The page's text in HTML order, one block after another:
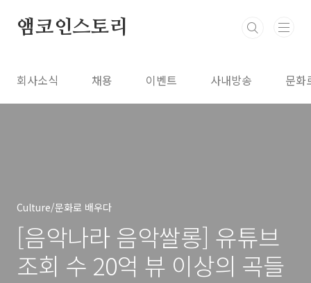
앰코인스토리
회사소식 채용 이벤트 사내방송 문화
Culture/문화로 배우다
[음악나라 음악쌀롱] 유튜브
조회 수 20억 뷰 이상의 곡들